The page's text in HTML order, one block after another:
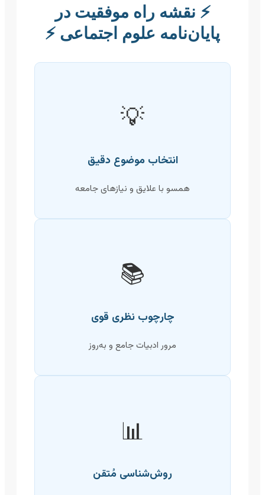
⚡️ نقشه راه موفقیت در
پایان‌نامه علوم اجتماعی ⚡️
💡
انتخاب موضوع دقیق
همسو با علایق و نیازهای جامعه
📚
چارچوب نظری قوی
مرور ادبیات جامع و به‌روز
📊
روش‌شناسی مُتقن